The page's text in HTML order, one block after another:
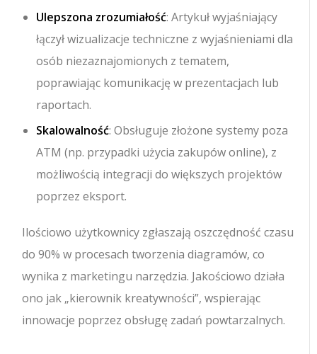
Ulepszona zrozumiałość: Artykuł wyjaśniający
łączył wizualizacje techniczne z wyjaśnieniami dla
osób niezaznajomionych z tematem,
poprawiając komunikację w prezentacjach lub
raportach.
Skalowalność: Obsługuje złożone systemy poza
ATM (np. przypadki użycia zakupów online), z
możliwością integracji do większych projektów
poprzez eksport.
Ilościowo użytkownicy zgłaszają oszczędność czasu
do 90% w procesach tworzenia diagramów, co
wynika z marketingu narzędzia. Jakościowo działa
ono jak „kierownik kreatywności”, wspierając
innowacje poprzez obsługę zadań powtarzalnych.